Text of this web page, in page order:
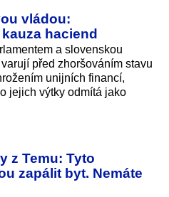
vládou:
haciend
a slovenskou
před zhoršováním stavu
unijních financí,
jejich výtky odmítá jako
z Temu: Tyto
zapálit byt. Nemáte